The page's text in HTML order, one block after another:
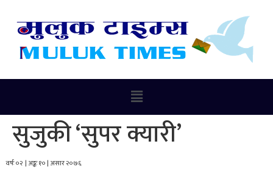
सुजुकी ‘सुपर क्यारी’
वर्षः ०२ | अङ्कः १० | असार २०७६